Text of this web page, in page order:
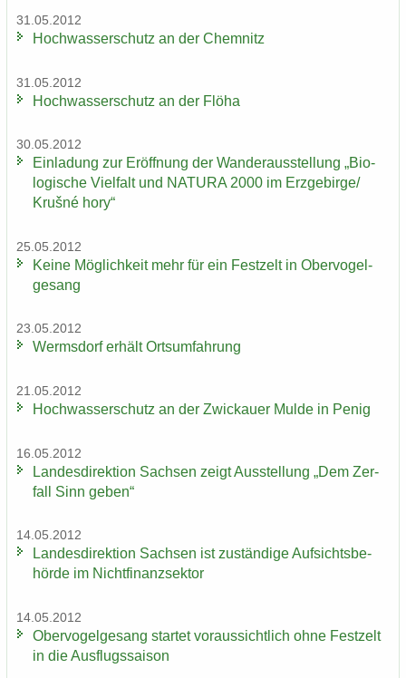
31.05.2012
Hoch­was­ser­schutz an der Chem­nitz
31.05.2012
Hoch­was­ser­schutz an der Flöha
30.05.2012
Ein­la­dung zur Er­öff­nung der Wan­der­aus­stel­lung „Bio­
lo­gi­sche Viel­falt und NA­TU­RA 2000 im Erz­ge­bir­ge/
Krušné hory“
25.05.2012
Keine Mög­lich­keit mehr für ein Fest­zelt in Ober­vo­gel­
ge­sang
23.05.2012
Werms­dorf er­hält Orts­um­fah­rung
21.05.2012
Hoch­was­ser­schutz an der Zwi­ckau­er Mulde in Penig
16.05.2012
Lan­des­di­rek­ti­on Sach­sen zeigt Aus­stel­lung „Dem Zer­
fall Sinn geben“
14.05.2012
Lan­des­di­rek­ti­on Sach­sen ist zu­stän­di­ge Auf­sichts­be­
hör­de im Nicht­fi­nanz­sek­tor
14.05.2012
Ober­vo­gel­ge­sang star­tet vor­aus­sicht­lich ohne Fest­zelt
in die Aus­flugs­sai­son